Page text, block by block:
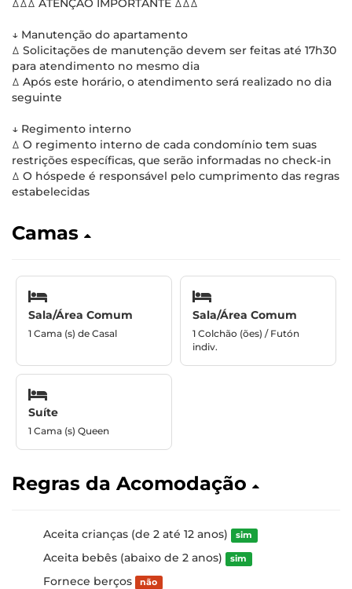
ꕔꕔꕔ ATENÇÃO IMPORTANTE ꕔꕔꕔ
↓ Manutenção do apartamento
ꕔ Solicitações de manutenção devem ser feitas até 17h30
para atendimento no mesmo dia
ꕔ Após este horário, o atendimento será realizado no dia
seguinte
↓ Regimento interno
ꕔ O regimento interno de cada condomínio tem suas
restrições específicas, que serão informadas no check-in
ꕔ O hóspede é responsável pelo cumprimento das regras
estabelecidas
Camas
Sala/Área Comum
1 Cama (s) de Casal
Sala/Área Comum
1 Colchão (ões) / Futón
indiv.
Suíte
1 Cama (s) Queen
Regras da Acomodação
Aceita crianças (de 2 até 12 anos) sim
Aceita bebês (abaixo de 2 anos) sim
Fornece berços não